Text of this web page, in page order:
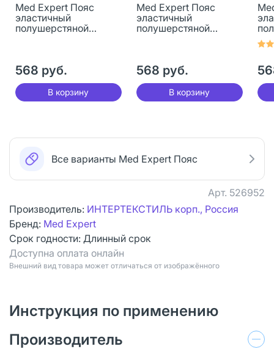
Med Expert Пояс
эластичный
полушерстяной
568 руб.
В корзину
Med Expert Пояс
эластичный
полушерстяной
568 руб.
В корзину
шт
Все варианты Med Expert Пояс
Арт. 526952
Производитель: ИНТЕРТЕКСТИЛЬ корп., Россия
Бренд: Med Expert
Срок годности: Длинный срок
Доступна оплата онлайн
Bнешний вид товара может отличаться от изображённого
Инструкция по применению
Производитель